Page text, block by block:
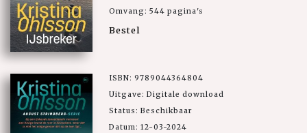
Omvang: 544 pagina's
Bestel
ISBN: 9789044364804
Uitgave: Digitale download
Status: Beschikbaar
Datum: 12-03-2024